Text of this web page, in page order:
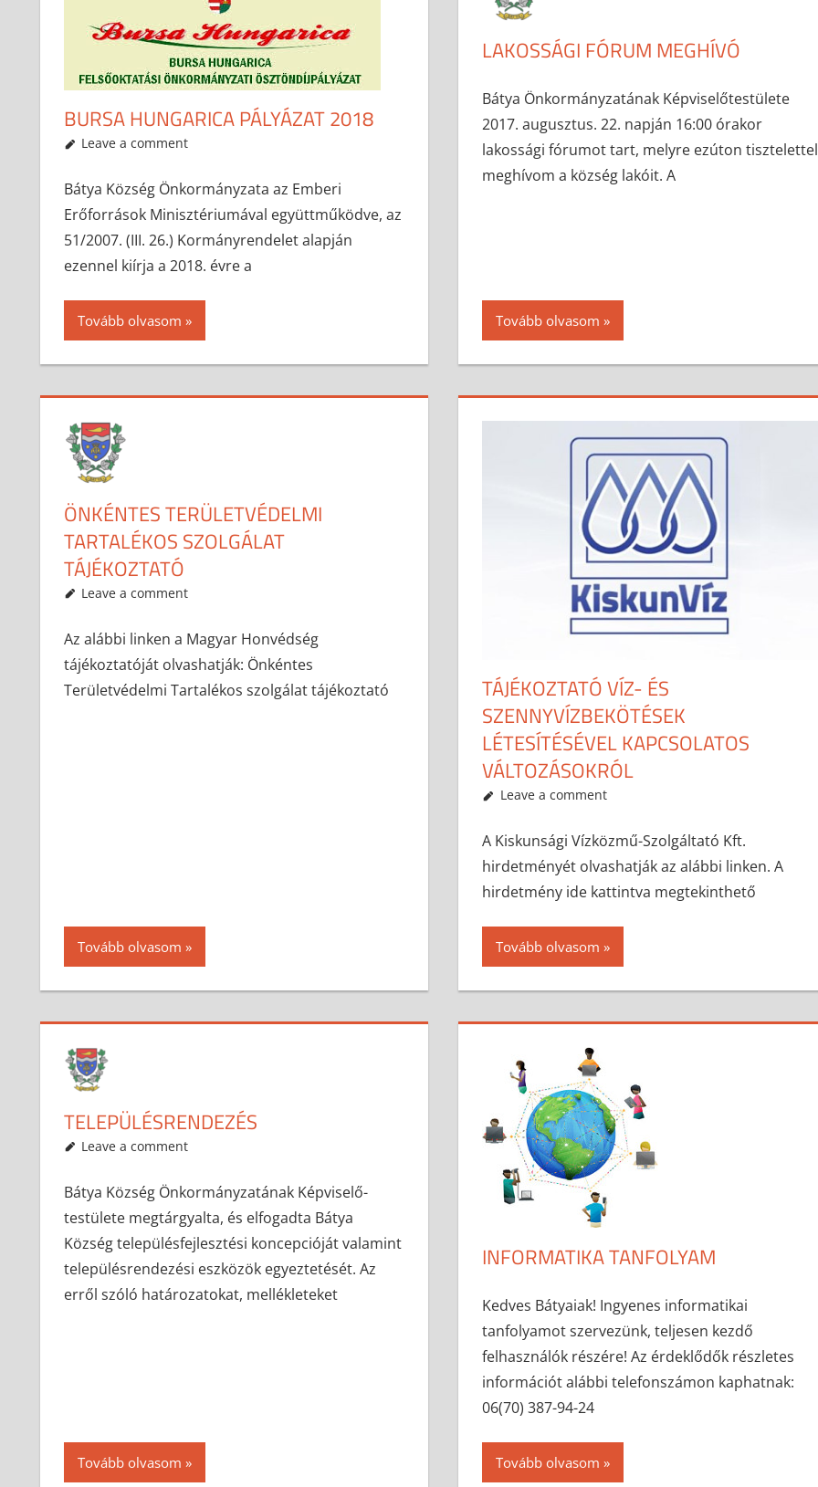
BURSA HUNGARICA PÁLYÁZAT 2018
2017-10-05
anisity.attilla
Egyéb
Leave a comment
Bátya Község Önkormányzata az Emberi
Erőforrások Minisztériumával együttműködve, az
51/2007. (III. 26.) Kormányrendelet alapján
ezennel kiírja a 2018. évre a
Tovább olvasom
LAKOSSÁGI FÓRUM MEGHÍVÓ
Bátya Önkormányzatának Képviselőtestülete
2017. augusztus. 22. napján 16:00 órakor
lakossági fórumot tart, melyre ezúton tisztelettel
meghívom a község lakóit. A
Tovább olvasom
ÖNKÉNTES TERÜLETVÉDELMI
TARTALÉKOS SZOLGÁLAT
TÁJÉKOZTATÓ
2017-08-15
anisity.attilla
Egyéb
Leave a comment
Az alábbi linken a Magyar Honvédség
tájékoztatóját olvashatják: Önkéntes
Területvédelmi Tartalékos szolgálat tájékoztató
Tovább olvasom
TÁJÉKOZTATÓ VÍZ- ÉS
SZENNYVÍZBEKÖTÉSEK
LÉTESÍTÉSÉVEL KAPCSOLATOS
VÁLTOZÁSOKRÓL
2017-07-20
anisity.attilla
Egyéb
Leave a comment
A Kiskunsági Vízközmű-Szolgáltató Kft.
hirdetményét olvashatják az alábbi linken. A
hirdetmény ide kattintva megtekinthető
Tovább olvasom
TELEPÜLÉSRENDEZÉS
2017-06-13
anisity.attilla
Egyéb
Leave a comment
Bátya Község Önkormányzatának Képviselő-
testülete megtárgyalta, és elfogadta Bátya
Község településfejlesztési koncepcióját valamint
településrendezési eszközök egyeztetését. Az
erről szóló határozatokat, mellékleteket
Tovább olvasom
INFORMATIKA TANFOLYAM
Kedves Bátyaiak! Ingyenes informatikai
tanfolyamot szervezünk, teljesen kezdő
felhasználók részére! Az érdeklődők részletes
információt alábbi telefonszámon kaphatnak:
06(70) 387-94-24
Tovább olvasom